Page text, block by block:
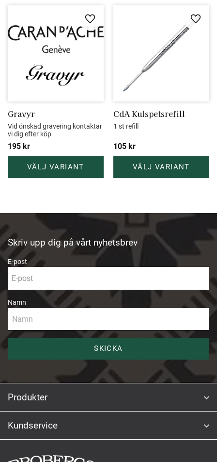
Gravyr
Vid önskad gravering kontaktar
vi dig efter köp
195 kr
Lägg till i favoriter
CdA Kulspetsrefill
1 st refill
105 kr
Lägg
Skriv upp dig på vårt nyhetsbrev
E-post
Namn
SKICKA
Produkter
Kundservice